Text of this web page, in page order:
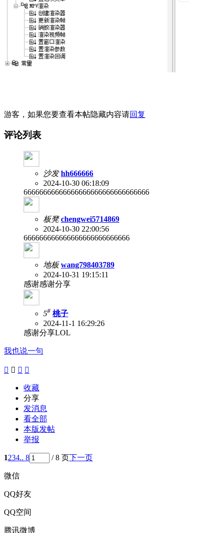
游客，如果您要查看本帖隐藏内容请回复
评论列表
沙发 hh666666
2024-10-30 06:18:09
66666666666666666666666666666666
板凳 chengwei5714869
2024-10-30 22:00:56
666666666666666666666666666
地板 wang798403789
2024-10-31 19:15:11
感谢感谢分享
5# 桃子
2024-11-1 16:29:26
感谢分享LOL
我也说一句
   
收藏
分享
发消息
看全部
本版发帖
举报
1234.. 8 / 8 页下一页
微信
QQ好友
QQ空间
腾讯微博